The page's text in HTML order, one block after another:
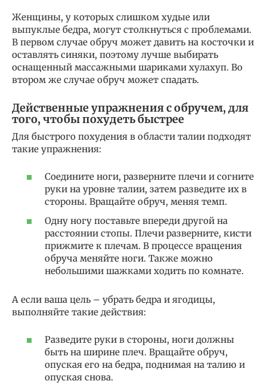
Женщины, у которых слишком худые или
выпуклые бедра, могут столкнуться с проблемами.
В первом случае обруч может давить на косточки и
оставлять синяки, поэтому лучше выбирать
оснащенный массажными шариками хулахуп. Во
втором же случае обруч может спадать.
Действенные упражнения с обручем, для
того, чтобы похудеть быстрее
Для быстрого похудения в области талии подходят
такие упражнения:
Соедините ноги, разверните плечи и согните
руки на уровне талии, затем разведите их в
стороны. Вращайте обруч, меняя темп.
Одну ногу поставьте впереди другой на
расстоянии стопы. Плечи разверните, кисти
прижмите к плечам. В процессе вращения
обруча меняйте ноги. Также можно
небольшими шажками ходить по комнате.
А если ваша цель – убрать бедра и ягодицы,
выполняйте такие действия:
Разведите руки в стороны, ноги должны
быть на ширине плеч. Вращайте обруч,
опуская его на бедра, поднимая на талию и
опуская снова.